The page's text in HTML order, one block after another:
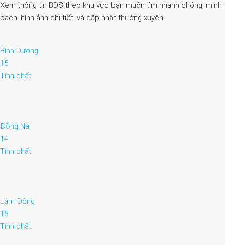
Xem thông tin BDS theo khu vực bạn muốn tìm nhanh chóng, minh
bạch, hình ảnh chi tiết, và cập nhật thường xuyên.
Bình Dương
15
Tính chất
Đồng Nai
14
Tính chất
Lâm Đồng
15
Tính chất